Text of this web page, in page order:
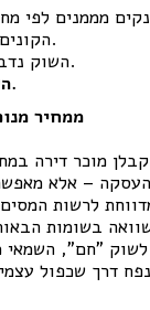
הקונים נוטלים אשראי לפי מחירים מנופחים.
השוק נדבק במחירים שלא מייצגים שווי כלכלי.
השוק כולו מוּנע ממחיר – ולא מערך.
5. ממחיר